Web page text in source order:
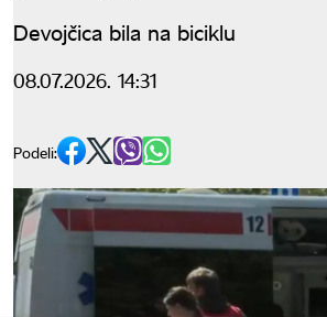
Devojčica bila na biciklu
08.07.2026. 14:31
Podeli: